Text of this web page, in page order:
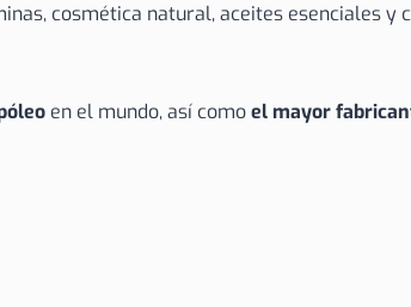
cosmética natural, aceites esenciales y
en el mundo, así comoel mayor